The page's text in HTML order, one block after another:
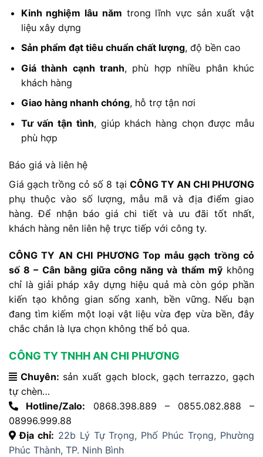
Kinh nghiệm lâu năm trong lĩnh vực sản xuất vật
liệu xây dựng
Sản phẩm đạt tiêu chuẩn chất lượng, độ bền cao
Giá thành cạnh tranh, phù hợp nhiều phân khúc
khách hàng
Giao hàng nhanh chóng, hỗ trợ tận nơi
Tư vấn tận tình, giúp khách hàng chọn được mẫu
phù hợp
Báo giá và liên hệ
Giá gạch trồng cỏ số 8 tại CÔNG TY AN CHI PHƯƠNG
phụ thuộc vào số lượng, mẫu mã và địa điểm giao
hàng. Để nhận báo giá chi tiết và ưu đãi tốt nhất,
khách hàng nên liên hệ trực tiếp với công ty.
CÔNG TY AN CHI PHƯƠNG Top mẫu gạch trồng cỏ
số 8 – Cân bằng giữa công năng và thẩm mỹkhông
chỉ là giải pháp xây dựng hiệu quả mà còn góp phần
kiến tạo không gian sống xanh, bền vững. Nếu bạn
đang tìm kiếm một loại vật liệu vừa đẹp vừa bền, đây
chắc chắn là lựa chọn không thể bỏ qua.
CÔNG TY TNHH AN CHI PHƯƠNG
Chuyên: sản xuất gạch block, gạch terrazzo, gạch
tự chèn…
Hotline/Zalo: 0868.398.889 – 0855.082.888 –
08996.999.88
Địa chỉ: 22b Lý Tự Trọng, Phố Phúc Trọng, Phường
Phúc Thành, TP. Ninh Bình